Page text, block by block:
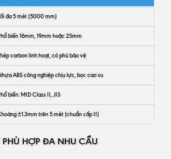
đa 5 mét (5000 mm)
biến 16mm, 19mm hoặc 25mm
carbon linh hoạt, có phủ bảo vệ
ABS công nghiệp chịu lực, bọc cao su
biến: MID Class II, JIS
±1.3mm trên 5 mét (chuẩn cấp II)
HỢP ĐA NHU CẦU